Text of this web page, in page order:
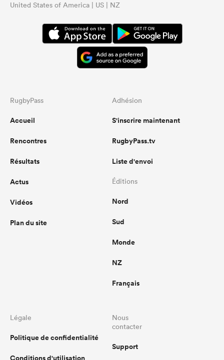
United States of America | US | NZ
RugbyPass
Accueil
Rencontres
Résultats
Actus
Vidéos
Plan du site
Adhésion
S'inscrire maintenant
RugbyPass.tv
Liste d'envoi
Éditions
Nord
Sud
Monde
NZ
Français
Légale
Politique de confidentialité
Conditions d'utilisation
Nous
contacter
Support